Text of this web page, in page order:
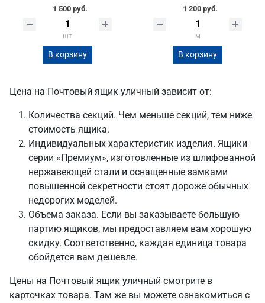
1 500 руб.
шт
В корзину
1 200 руб.
м
В корзину
Цена на Почтовый ящик уличный зависит от:
Количества секций. Чем меньше секций, тем ниже
стоимость ящика.
Индивидуальных характеристик изделия. Ящики
серии «Премиум», изготовленные из шлифованной
нержавеющей стали и оснащенные замками
повышенной секретности стоят дороже обычных
недорогих моделей.
Объема заказа. Если вы заказываете большую
партию ящиков, мы предоставляем вам хорошую
скидку. Соответственно, каждая единица товара
обойдется вам дешевле.
Цены на Почтовый ящик уличный смотрите в
карточках товара. Там же вы можете ознакомиться с